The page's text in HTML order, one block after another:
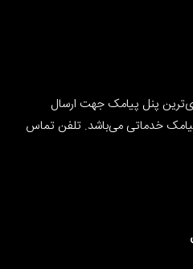
پنل پیامک جهت ارسال
پیامک خدماتی می‌باشد. تلفن تماس